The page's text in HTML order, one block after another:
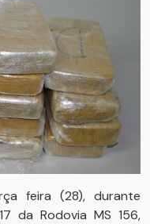
feira (28), durante
da Rodovia MS 156,